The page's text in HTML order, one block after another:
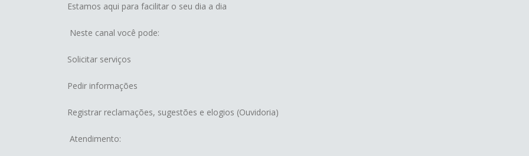
Estamos aqui para facilitar o seu dia a dia
Neste canal você pode:
Solicitar serviços
Pedir informações
Registrar reclamações, sugestões e elogios (Ouvidoria)
Atendimento: